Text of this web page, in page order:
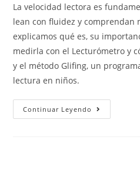
La velocidad lectora es
lean con fluidez y comprendan
explicamos qué es, su
medirla con el Lecturómetro y
y el método Glifing, un
lectura en niños.
Continuar Leyendo